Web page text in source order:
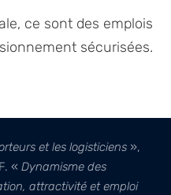
ce sont des emplois
sécurisées.
et les logisticiens »,
«Dynamisme des
attractivité et emploi